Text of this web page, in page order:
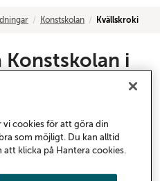
Konstskolan Kvällskroki
Konstskolan i
där vi träffas tio
vi cookies för att göra din
som möjligt. Du kan alltid
klicka på Hantera cookies.